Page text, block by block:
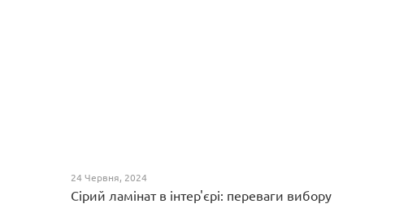
24 Червня, 2024
Сірий ламінат в інтер'єрі: переваги вибору